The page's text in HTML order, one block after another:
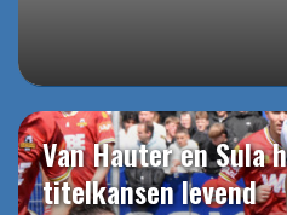
Van Hauter en Sula
titelkansen levend